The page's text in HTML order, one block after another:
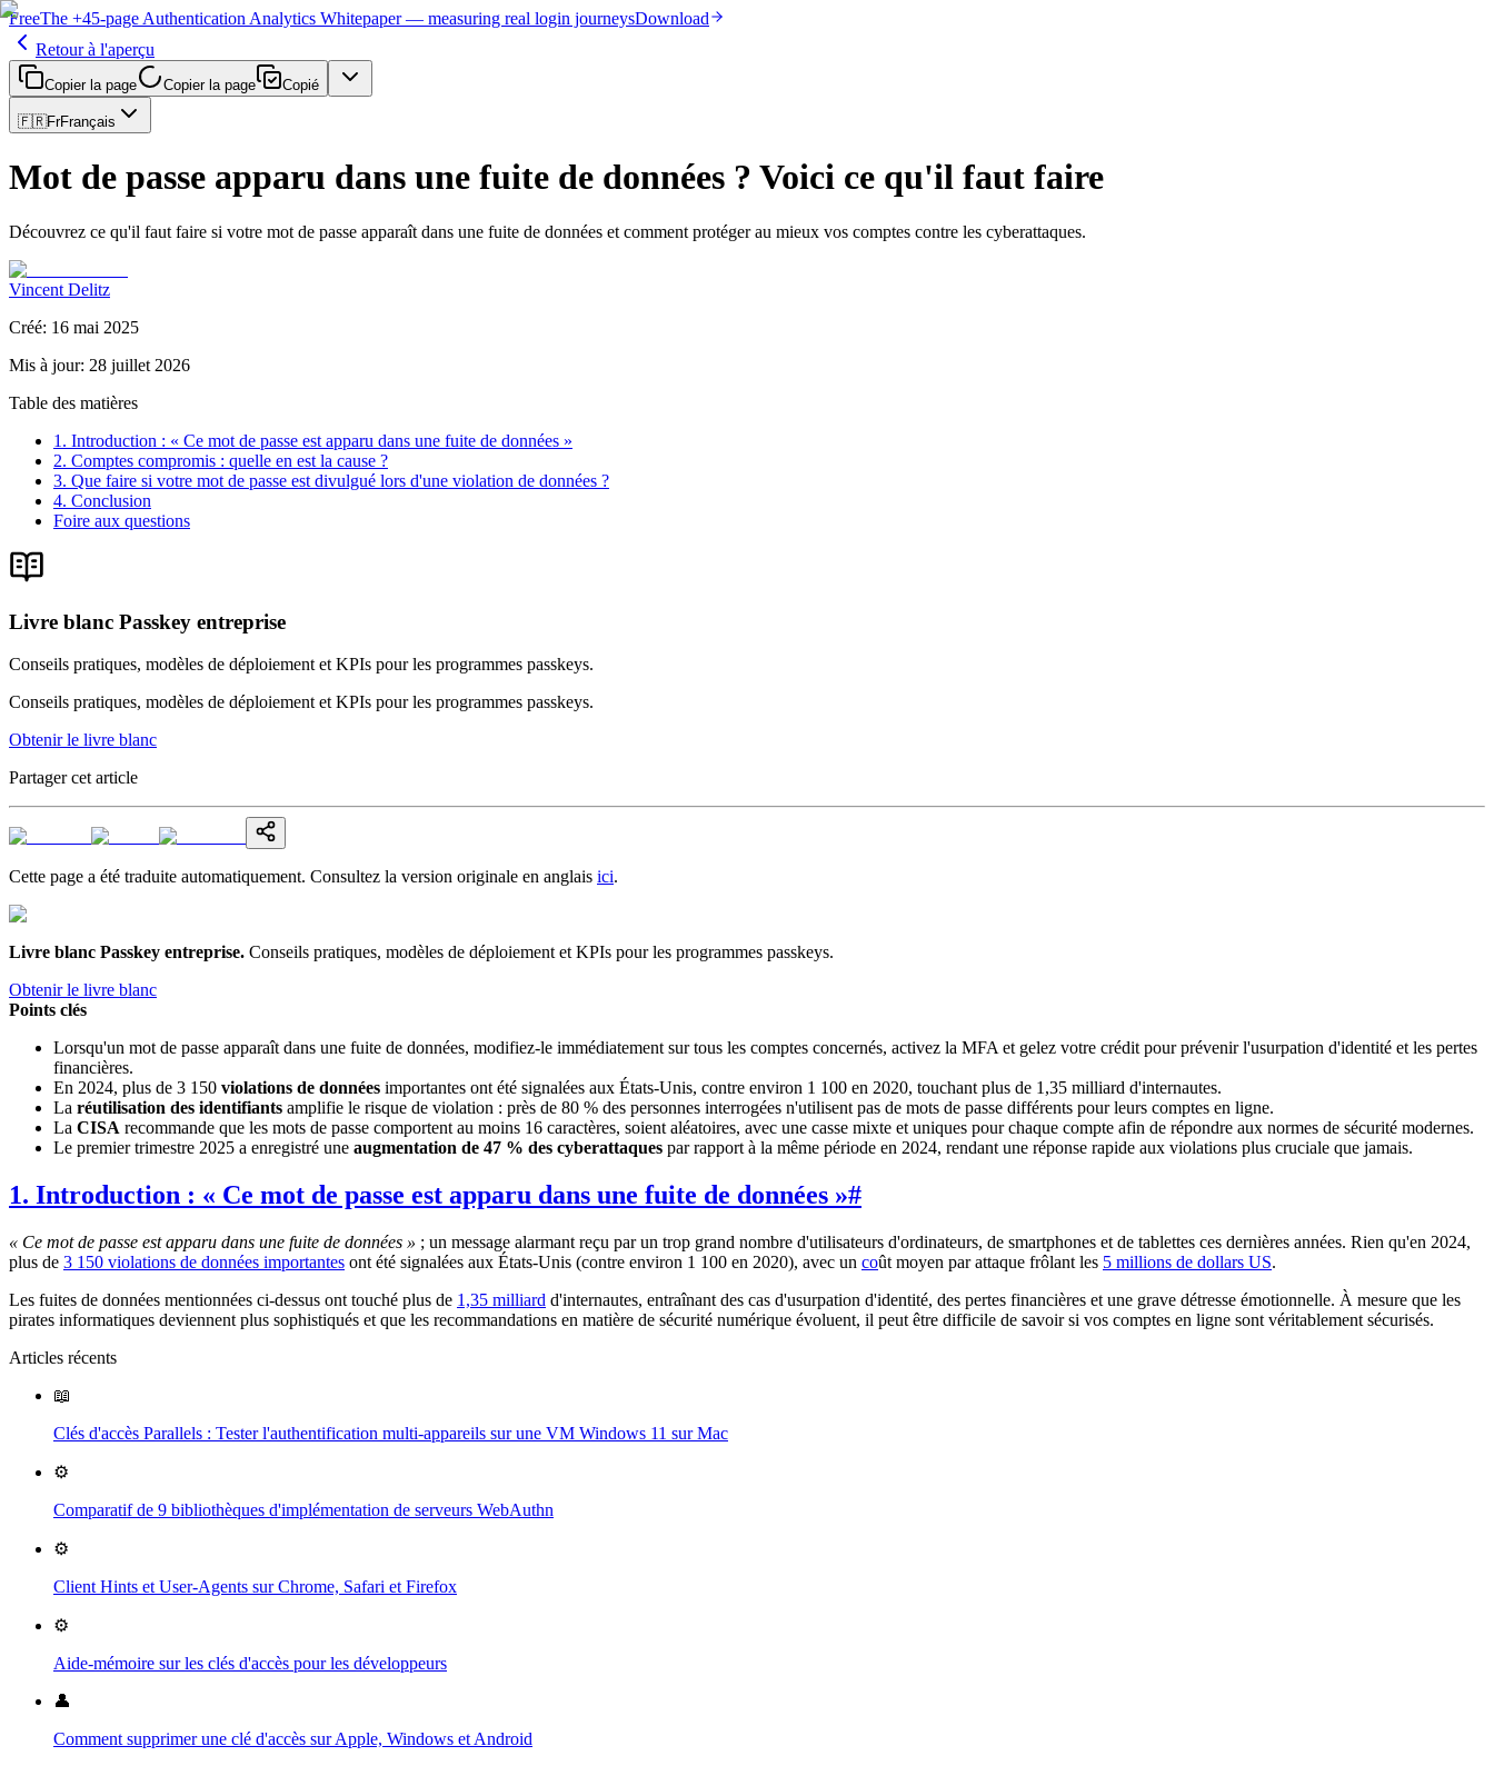
FreeThe +45-page Authentication Analytics Whitepaper — measuring real login journeysDownload
Retour à l'aperçu
Copier la page Copier la page Copié
🇫🇷FrFrançais
Mot de passe apparu dans une fuite de données ? Voici ce qu'il faut faire
Découvrez ce qu'il faut faire si votre mot de passe apparaît dans une fuite de données et comment protéger au mieux vos comptes contre les cyberattaques.
Vincent Delitz
Créé: 16 mai 2025
Mis à jour: 28 juillet 2026
Table des matières
1. Introduction : « Ce mot de passe est apparu dans une fuite de données »
2. Comptes compromis : quelle en est la cause ?
3. Que faire si votre mot de passe est divulgué lors d'une violation de données ?
4. Conclusion
Foire aux questions
Livre blanc Passkey entreprise
Conseils pratiques, modèles de déploiement et KPIs pour les programmes passkeys.
Conseils pratiques, modèles de déploiement et KPIs pour les programmes passkeys.
Obtenir le livre blanc
Partager cet article
Cette page a été traduite automatiquement. Consultez la version originale en anglais ici.
Livre blanc Passkey entreprise. Conseils pratiques, modèles de déploiement et KPIs pour les programmes passkeys.
Obtenir le livre blanc
Points clés
Lorsqu'un mot de passe apparaît dans une fuite de données, modifiez-le immédiatement sur tous les comptes concernés, activez la MFA et gelez votre crédit pour prévenir l'usurpation d'identité et les pertes
financières.
En 2024, plus de 3 150 violations de données importantes ont été signalées aux États-Unis, contre environ 1 100 en 2020, touchant plus de 1,35 milliard d'internautes.
La réutilisation des identifiants amplifie le risque de violation : près de 80 % des personnes interrogées n'utilisent pas de mots de passe différents pour leurs comptes en ligne.
La CISA recommande que les mots de passe comportent au moins 16 caractères, soient aléatoires, avec une casse mixte et uniques pour chaque compte afin de répondre aux normes de sécurité modernes.
Le premier trimestre 2025 a enregistré une augmentation de 47 % des cyberattaques par rapport à la même période en 2024, rendant une réponse rapide aux violations plus cruciale que jamais.
1. Introduction : « Ce mot de passe est apparu dans une fuite de données »#
« Ce mot de passe est apparu dans une fuite de données » ; un message alarmant reçu par un trop grand nombre d'utilisateurs d'ordinateurs, de smartphones et de tablettes ces dernières années. Rien qu'en 2024,
plus de 3 150 violations de données importantes ont été signalées aux États-Unis (contre environ 1 100 en 2020), avec un coût moyen par attaque frôlant les 5 millions de dollars US.
Les fuites de données mentionnées ci-dessus ont touché plus de 1,35 milliard d'internautes, entraînant des cas d'usurpation d'identité, des pertes financières et une grave détresse émotionnelle. À mesure que les
pirates informatiques deviennent plus sophistiqués et que les recommandations en matière de sécurité numérique évoluent, il peut être difficile de savoir si vos comptes en ligne sont véritablement sécurisés.
Articles récents
📖
Clés d'accès Parallels : Tester l'authentification multi-appareils sur une VM Windows 11 sur Mac
⚙️
Comparatif de 9 bibliothèques d'implémentation de serveurs WebAuthn
⚙️
Client Hints et User-Agents sur Chrome, Safari et Firefox
⚙️
Aide-mémoire sur les clés d'accès pour les développeurs
👤
Comment supprimer une clé d'accès sur Apple, Windows et Android